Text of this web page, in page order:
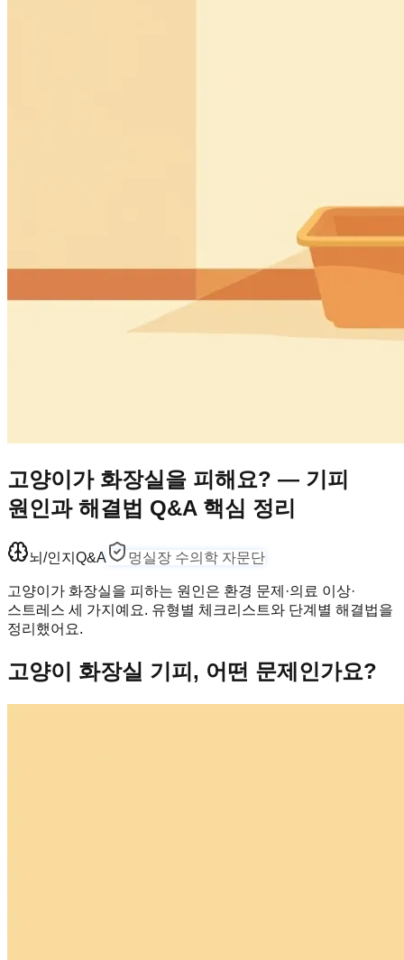
고양이가 화장실을 피해요? — 기피
원인과 해결법 Q&A 핵심 정리
뇌/인지 Q&A 멍실장 수의학 자문단
고양이가 화장실을 피하는 원인은 환경 문제·의료 이상·
스트레스 세 가지예요. 유형별 체크리스트와 단계별 해결법을
정리했어요.
고양이 화장실 기피, 어떤 문제인가요?